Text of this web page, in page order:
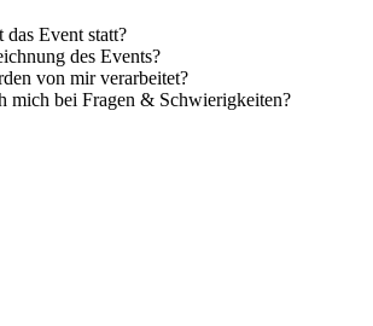
Event statt?
des Events?
von mir verarbeitet?
mich bei Fragen & Schwierigkeiten?